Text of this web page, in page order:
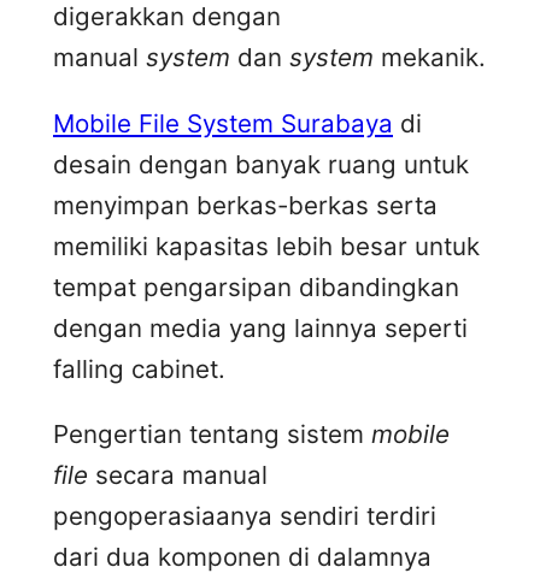
digerakkan dengan
manual system dan system mekanik.
Mobile File System Surabaya di
desain dengan banyak ruang untuk
menyimpan berkas-berkas serta
memiliki kapasitas lebih besar untuk
tempat pengarsipan dibandingkan
dengan media yang lainnya seperti
falling cabinet.
Pengertian tentang sistem mobile
file secara manual
pengoperasiaanya sendiri terdiri
dari dua komponen di dalamnya